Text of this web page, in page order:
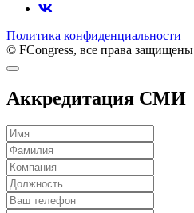
Политика конфиденциальности
© FCongress, все права защищены
Аккредитация СМИ